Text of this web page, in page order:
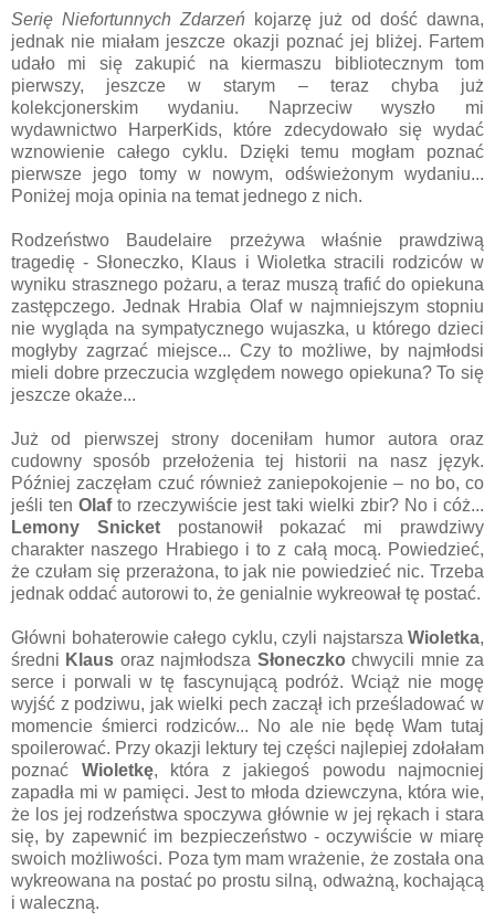
Serię Niefortunnych Zdarzeńkojarzę już od dość dawna,
jednak nie miałam jeszcze okazji poznać jej bliżej. Fartem
udało mi się zakupić na kiermaszu bibliotecznym tom
pierwszy, jeszcze w starym – teraz chyba już
kolekcjonerskim wydaniu. Naprzeciw wyszło mi
wydawnictwo HarperKids, które zdecydowało się wydać
wznowienie całego cyklu. Dzięki temu mogłam poznać
pierwsze jego tomy w nowym, odświeżonym wydaniu...
Poniżej moja opinia na temat jednego z nich.
Rodzeństwo Baudelaire przeżywa właśnie prawdziwą
tragedię - Słoneczko, Klaus i Wioletka stracili rodziców w
wyniku strasznego pożaru, a teraz muszą trafić do opiekuna
zastępczego. Jednak Hrabia Olaf w najmniejszym stopniu
nie wygląda na sympatycznego wujaszka, u którego dzieci
mogłyby zagrzać miejsce... Czy to możliwe, by najmłodsi
mieli dobre przeczucia względem nowego opiekuna? To się
jeszcze okaże...
Już od pierwszej strony doceniłam humor autora oraz
cudowny sposób przełożenia tej historii na nasz język.
Później zaczęłam czuć również zaniepokojenie – no bo, co
jeśli ten Olaf to rzeczywiście jest taki wielki zbir? No i cóż...
Lemony Snicketpostanowił pokazać mi prawdziwy
charakter naszego Hrabiego i to z całą mocą. Powiedzieć,
że czułam się przerażona, to jak nie powiedzieć nic. Trzeba
jednak oddać autorowi to, że genialnie wykreował tę postać.
Główni bohaterowie całego cyklu, czyli najstarsza Wioletka,
średni Klaus oraz najmłodsza Słoneczkochwycili mnie za
serce i porwali w tę fascynującą podróż. Wciąż nie mogę
wyjść z podziwu, jak wielki pech zaczął ich prześladować w
momencie śmierci rodziców... No ale nie będę Wam tutaj
spoilerować. Przy okazji lektury tej części najlepiej zdołałam
poznać Wioletkę, która z jakiegoś powodu najmocniej
zapadła mi w pamięci. Jest to młoda dziewczyna, która wie,
że los jej rodzeństwa spoczywa głównie w jej rękach i stara
się, by zapewnić im bezpieczeństwo - oczywiście w miarę
swoich możliwości. Poza tym mam wrażenie, że została ona
wykreowana na postać po prostu silną, odważną, kochającą
i waleczną.